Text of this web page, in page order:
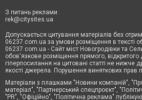
З питань реклами
rek@citysites.ua
Допускається цитування матеріалів без
06237.com.ua за умови розміщення в тексті
06237.com.ua - Сайт міст Новогродівки та
обов'язкове розміщення прямого,
гіперпосилання на цитовані статті не нижче
якості джерела. Порушення виняткових прав
Матеріали з плашками "Новини компаній",
матеріал", "Партнерський спецпроєкт",
"PR", "Офіційно", "Політична реклама"